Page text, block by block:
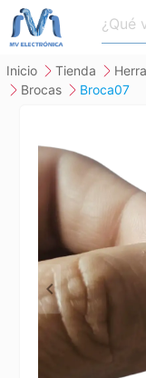
inicio tienda
brocas
broca07